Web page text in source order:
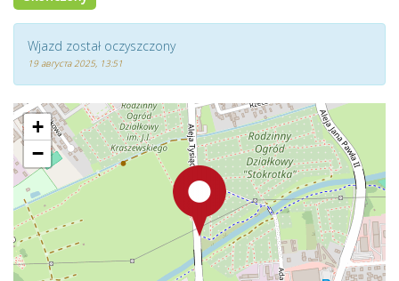
Wjazd został oczyszczony
19 августа 2025, 13:51
+
−